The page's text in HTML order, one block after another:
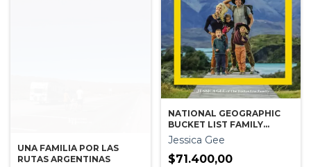
UNA FAMILIA POR LAS
RUTAS ARGENTINAS
NATIONAL GEOGRAPHIC
BUCKET LIST FAMILY
TRAVEL
Jessica Gee
$71.400,00